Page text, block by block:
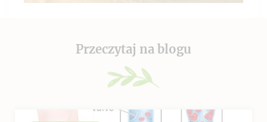
Przeczytaj na blogu